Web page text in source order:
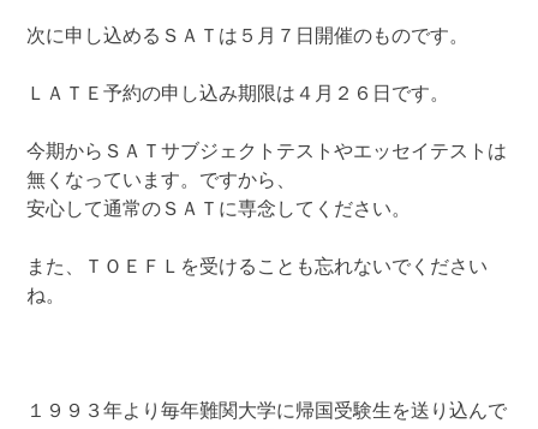
次に申し込めるＳＡＴは５月７日開催のものです。
ＬＡＴＥ予約の申し込み期限は４月２６日です。
今期からＳＡＴサブジェクトテストやエッセイテストは
無くなっています。ですから、
安心して通常のＳＡＴに専念してください。
また、ＴＯＥＦＬを受けることも忘れないでください
ね。
１９９３年より毎年難関大学に帰国受験生を送り込んで